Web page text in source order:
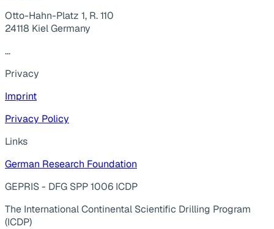
Otto-Hahn-Platz 1, R. 110
24118 Kiel Germany
...
Privacy
Imprint
Privacy Policy
Links
German Research Foundation
GEPRIS - DFG SPP 1006 ICDP
The International Continental Scientific Drilling Program
(ICDP)